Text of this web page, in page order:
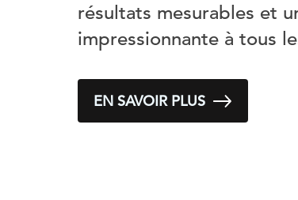
résultats mesurables et
impressionnante à tous
EN SAVOIR PLUS